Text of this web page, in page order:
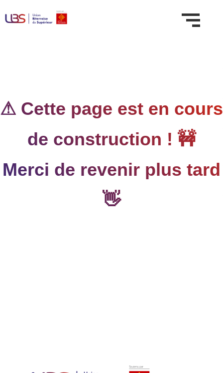
⚠ Cette page est en cours
de construction ! 🚧
Merci de revenir plus tard
👋